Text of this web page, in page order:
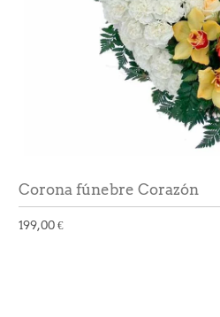
Corona fúnebre Corazón
199,00 €